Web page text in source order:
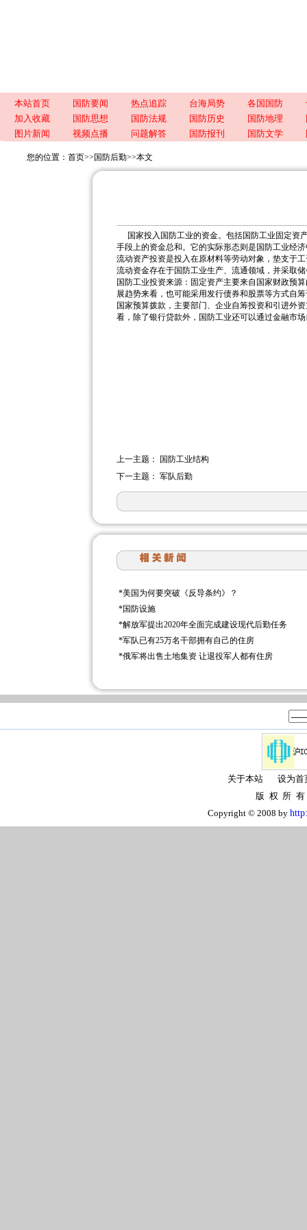
本站首页 国防要闻 热点追踪 台海局势 各国国防
加入收藏
国防思想 国防法规 国防历史 国防地理
图片新闻
视频点播 问题解答 国防报刊 国防文学
您的位置： 首页>> 国防后勤>>本文
国家投入国防工业的资金。包括国防工业固定资
手段上的资金总和。它的实际形态则是国防工业经
流动资产投资是投入在原材料等劳动对象，垫支于
流动资金存在于国防工业生产、流通领域，并采取
国防工业投资来源：固定资产主要来自国家财政预
展趋势来看，也可能采用发行债券和股票等方式自
国家预算拨款，主要部门、企业自筹投资和引进外
看，除了银行贷款外，国防工业还可以通过金融市
上一主题：
国防工业结构
下一主题： 军队后勤
*美国为何要突破《反导条约》？
*国防设施
*解放军提出2020年全面完成建设现代后勤任务
*军队已有25万名干部拥有自己的住房
*俄军将出售土地集资 让退役军人都有住房